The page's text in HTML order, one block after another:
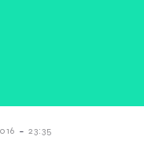
- 23:35